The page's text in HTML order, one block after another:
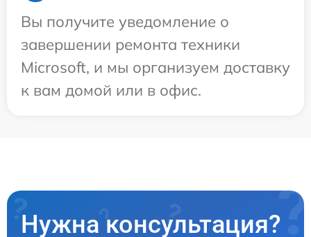
Вы получите уведомление о
завершении ремонта техники
Microsoft, и мы организуем доставку
к вам домой или в офис.
Нужна консультация?